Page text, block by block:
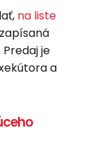
na liste
je
a